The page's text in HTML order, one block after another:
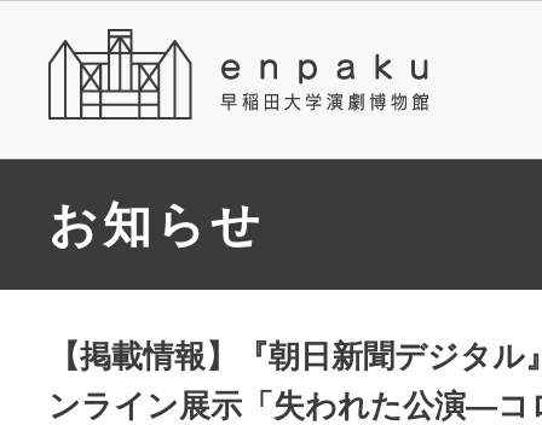
お知らせ
【掲載情報】『朝日新聞デジタ
ンライン展示「失われた公演―コ